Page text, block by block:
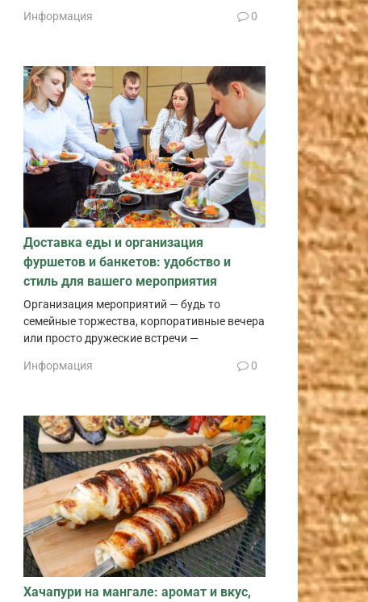
Информация 0
Доставка еды и организация
фуршетов и банкетов: удобство и
стиль для вашего мероприятия
Организация мероприятий — будь то
семейные торжества, корпоративные вечера
или просто дружеские встречи —
Информация 0
Хачапури на мангале: аромат и вкус,